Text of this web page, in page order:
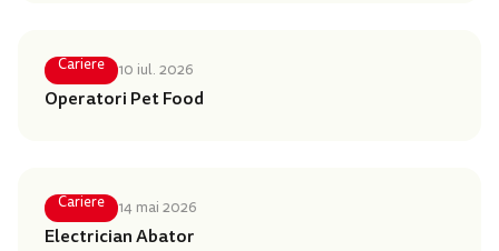
Cariere 10 iul. 2026
Operatori Pet Food
Cariere 14 mai 2026
Electrician Abator